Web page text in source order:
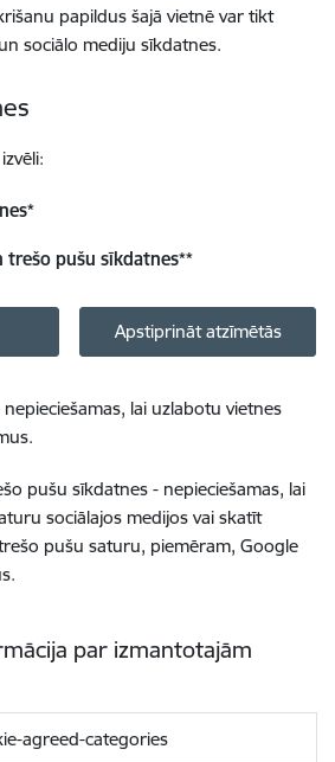
papildus šajā vietnē var tikt
sociālo mediju sīkdatnes.
*
trešo pušu sīkdatnes**
Apstiprināt atzīmētās
lai uzlabotu vietnes
pušu sīkdatnes - nepieciešamas, lai
sociālajos medijos vai skatīt
pušu saturu, piemēram, Google
par izmantotajām
agreed-categories